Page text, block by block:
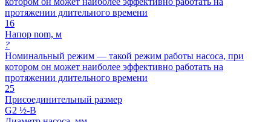
протяжении длительного времени
16
Напор nom, м
?
Номинальный режим — такой режим работы насоса, при
котором он может наиболее эффективно работать на
протяжении длительного времени
25
Присоединительный размер
G2 ½-B